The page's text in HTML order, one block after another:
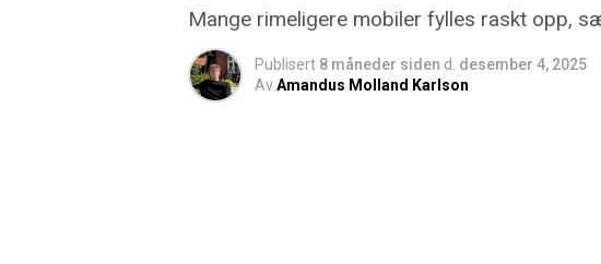
Mange rimeligere mobiler fylles raskt opp,
Publisert 8 måneder siden d. desember 4, 2025
AvAmandus Molland Karlson